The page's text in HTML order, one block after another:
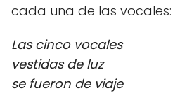
cada una de las vocales:
Las cinco vocales
vestidas de luz
se fueron de viaje